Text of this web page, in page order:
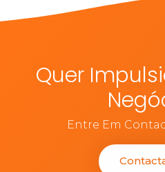
Quer
Entre Em